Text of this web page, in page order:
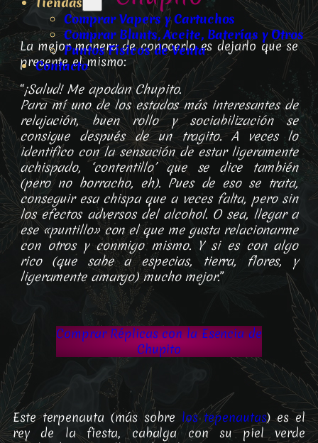
Comprar Vapers y Cartuchos
Comprar Blunts, Aceite, Baterías y Otros
Puntos Físicos de Venta
Contacto
La mejor manera de conocerlo es dejarlo que se
presente el mismo:
“¡Salud! Me apodan Chupito.
Para mí uno de los estados más interesantes de
relajación, buen rollo y sociabilización se
consigue después de un tragito. A veces lo
identifico con la sensación de estar ligeramente
achispado, ‘contentillo’ que se dice también
(pero no borracho, eh). Pues de eso se trata,
conseguir esa chispa que a veces falta, pero sin
los efectos adversos del alcohol. O sea, llegar a
ese «puntillo» con el que me gusta relacionarme
con otros y conmigo mismo. Y si es con algo
rico (que sabe a especias, tierra, flores, y
ligeramente amargo) mucho mejor.”
Comprar Réplicas con la Esencia de
Chupito
Este terpenauta (más sobre los tepenautas) es el
rey de la fiesta, cabalga con su piel verde